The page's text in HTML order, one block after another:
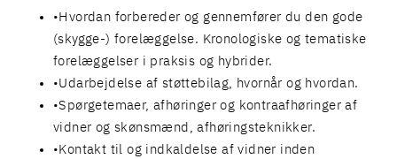
Hvordan forbereder og gennemfører du den gode
(skygge-) forelæggelse. Kronologiske og tematiske
forelæggelser i praksis og hybrider.
Udarbejdelse af støttebilag, hvornår og hvordan.
Spørgetemaer, afhøringer og kontraafhøringer af
vidner og skønsmænd, afhøringsteknikker.
Kontakt til og indkaldelse af vidner inden